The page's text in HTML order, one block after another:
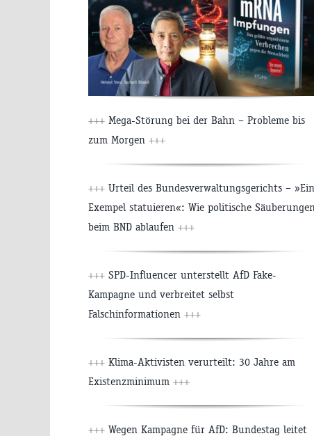
+++ Mega-Störung bei der Bahn – Probleme bis
zum Morgen +++
+++ Urteil des Bundesverwaltungsgerichts – »Ein
Exempel statuieren«: Wie politische Säuberungen
beim BND ablaufen +++
+++ SPD-Influencer unterstellt AfD Fake-
Kampagne und verbreitet selbst
Falschinformationen +++
+++ Klima-Aktivisten verurteilt: 30 Jahre am
Existenzminimum +++
+++ Wegen Kampagne für AfD: Bundestag leitet